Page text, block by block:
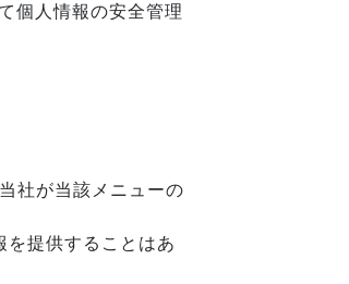
個人情報の安全管理
社が当該メニューの
提供することはあ